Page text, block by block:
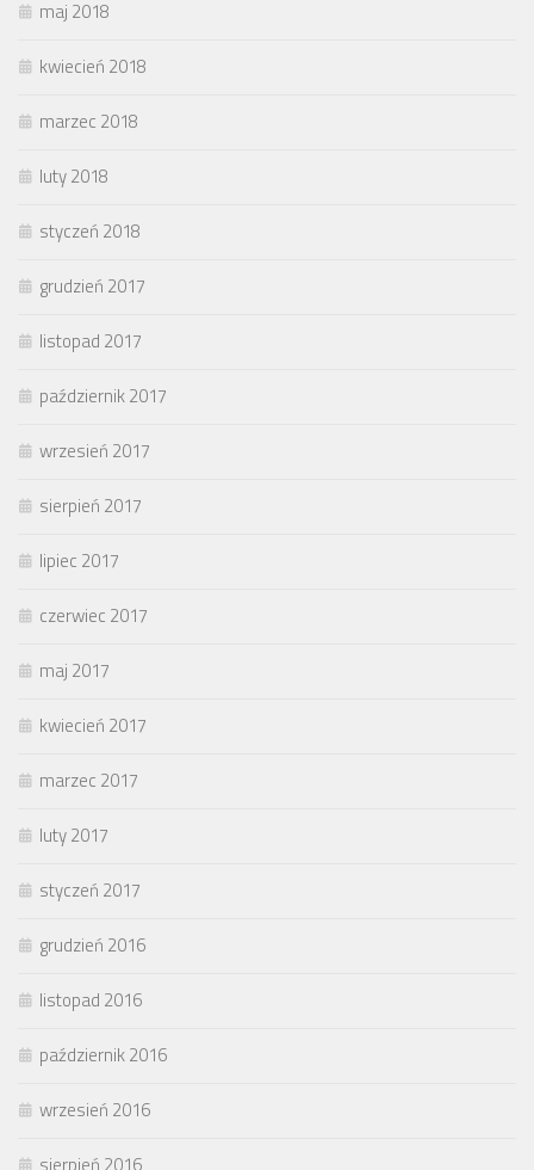
maj 2018
kwiecień 2018
marzec 2018
luty 2018
styczeń 2018
grudzień 2017
listopad 2017
październik 2017
wrzesień 2017
sierpień 2017
lipiec 2017
czerwiec 2017
maj 2017
kwiecień 2017
marzec 2017
luty 2017
styczeń 2017
grudzień 2016
listopad 2016
październik 2016
wrzesień 2016